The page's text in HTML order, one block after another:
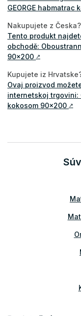
GEORGE habmatrac
Nakupujete z Česka?
Tento produkt
obchodě:
90x200 ↗
Kupujete iz
Ovaj proizvod
internetskoj trgovini:
kokosom 90x200 ↗